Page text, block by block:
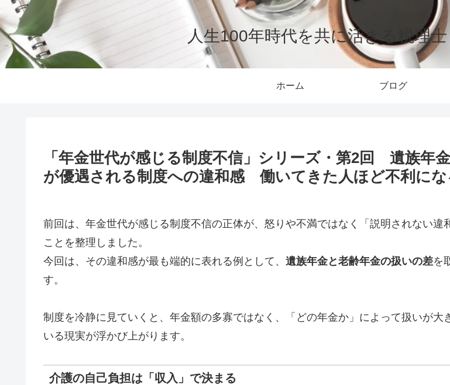
人生100年時代を共に活きる税理
ホーム ブログ
「年金世代が感じる制度不信」シリーズ・第2回 遺族年
が優遇される制度への違和感 働いてきた人ほど不利にな
前回は、年金世代が感じる制度不信の正体が、怒りや不満ではなく「説明されない違
ことを整理しました。
今回は、その違和感が最も端的に表れる例として、 遺族年金と老齢年金の扱いの差を
す。
制度を冷静に見ていくと、年金額の多寡ではなく、「どの年金か」によって扱いが大
いる現実が浮かび上がります。
介護の自己負担は「収入」で決まる